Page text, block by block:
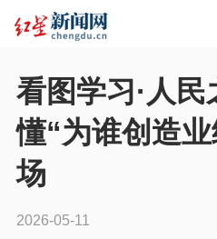
看图学习·人
懂“为谁创造
场
2026-05-11